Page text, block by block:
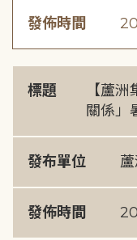
發佈時間
標題
【蘆
關係」
發布單位
發佈時間